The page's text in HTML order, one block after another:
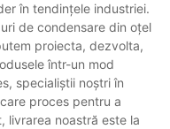
în tendințele industriei.
de condensare din oțel
proiecta, dezvolta,
într-un mod
specialiștii noștri în
proces pentru a
livrarea noastră este la